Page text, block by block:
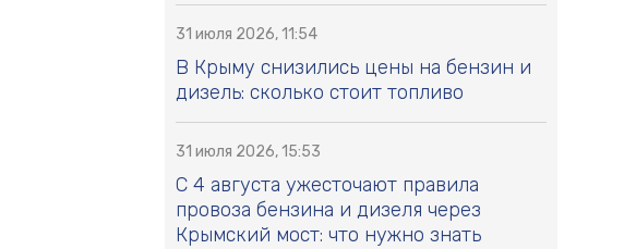
31 июля 2026, 11:54
В Крыму снизились цены на бензин и
дизель: сколько стоит топливо
31 июля 2026, 15:53
С 4 августа ужесточают правила
провоза бензина и дизеля через
Крымский мост: что нужно знать